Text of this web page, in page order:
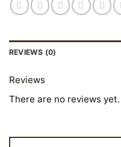
REVIEWS (0)
Reviews
There are no reviews yet.